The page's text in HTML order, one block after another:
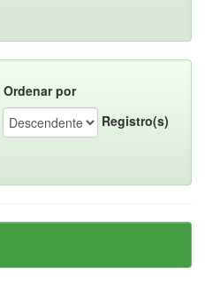
Ordenar por
Registro(s)